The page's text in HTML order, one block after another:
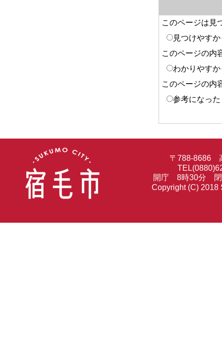
このページは見
見つけやす
このページの内
わかりやす
このページの内
参考になった
〒788-8686
開庁 8時30分 閉
Copyright (C) 2018